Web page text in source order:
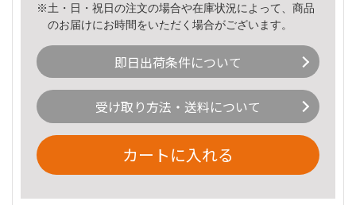
※土・日・祝日の注文の場合や在庫状況によって、商品
のお届けにお時間をいただく場合がございます。
即日出荷条件について
受け取り方法・送料について
カートに入れる